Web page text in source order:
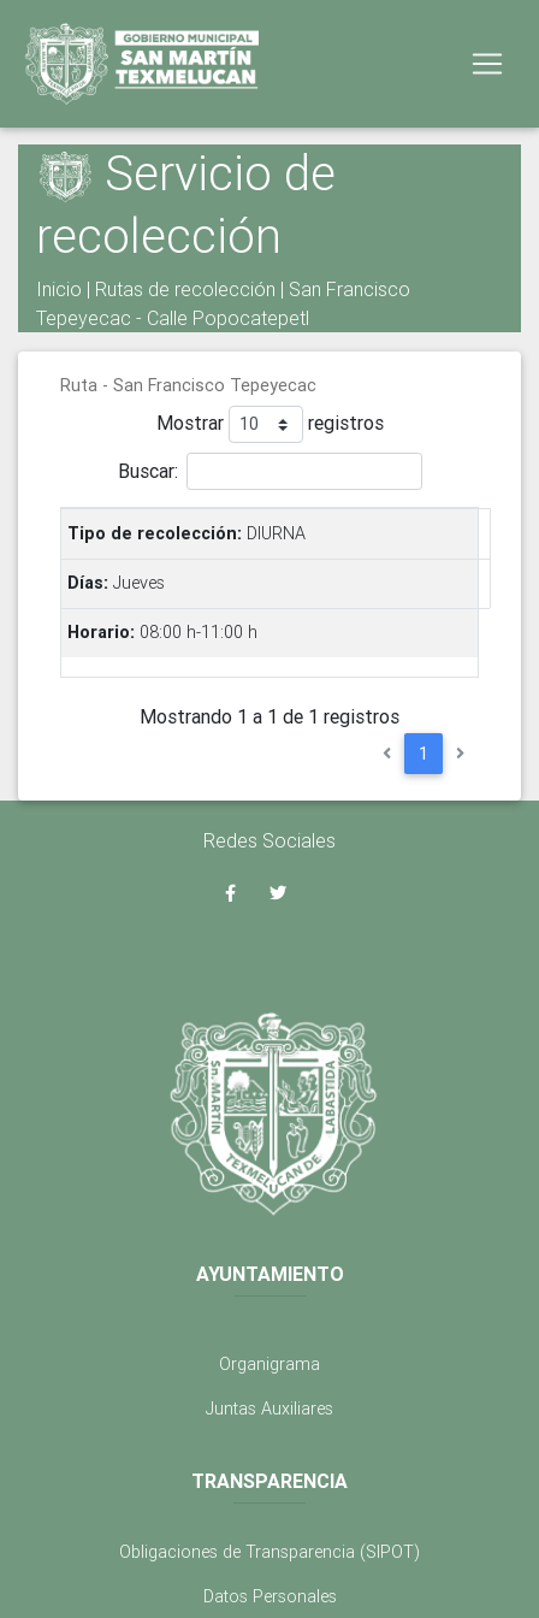
Servicio de
recolección
Inicio | Rutas de recolección | San Francisco
Tepeyecac - Calle Popocatepetl
Ruta - San Francisco Tepeyecac
Mostrar
registros
Buscar:
DIURNA
Jueves
08:00 h-11:00 h
Mostrando 1 a 1 de 1 registros
1
Redes Sociales
AYUNTAMIENTO
Organigrama
Juntas Auxiliares
TRANSPARENCIA
Obligaciones de Transparencia (SIPOT)
Datos Personales